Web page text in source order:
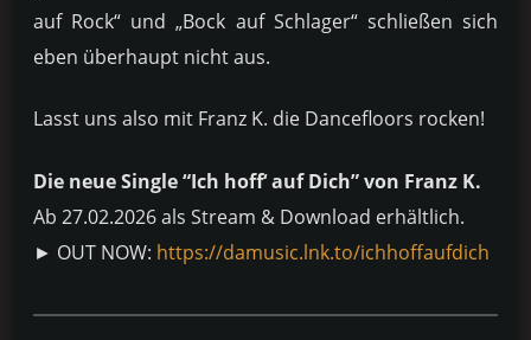
auf Rock“ und „Bock auf Schlager“ schließen sich
eben überhaupt nicht aus.
Lasst uns also mit Franz K. die Dancefloors rocken!
Die neue Single “Ich hoff‘ auf Dich” von Franz K.
Ab 27.02.2026 als Stream & Download erhältlich.
► OUT NOW: https://damusic.lnk.to/ichhoffaufdich